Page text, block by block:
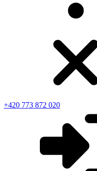
+420 773 872 020